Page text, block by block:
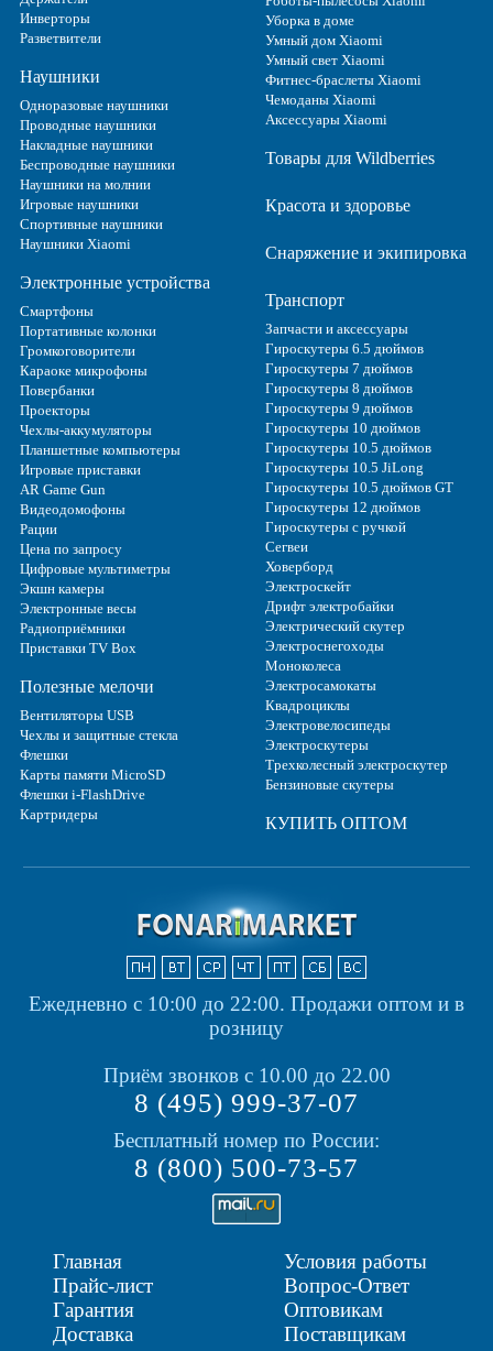
Инверторы
Разветвители
Наушники
Одноразовые наушники
Проводные наушники
Накладные наушники
Беспроводные наушники
Наушники на молнии
Игровые наушники
Спортивные наушники
Наушники Xiaomi
Электронные устройства
Смартфоны
Портативные колонки
Громкоговорители
Караоке микрофоны
Повербанки
Проекторы
Чехлы-аккумуляторы
Планшетные компьютеры
Игровые приставки
AR Game Gun
Видеодомофоны
Рации
Цена по запросу
Цифровые мультиметры
Экшн камеры
Электронные весы
Радиоприёмники
Приставки TV Box
Полезные мелочи
Вентиляторы USB
Чехлы и защитные стекла
Флешки
Карты памяти MicroSD
Флешки i-FlashDrive
Картридеры
Уборка в доме
Умный дом Xiaomi
Умный свет Xiaomi
Фитнес-браслеты Xiaomi
Чемоданы Xiaomi
Аксессуары Xiaomi
Товары для Wildberries
Красота и здоровье
Снаряжение и экипировка
Транспорт
Запчасти и аксессуары
Гироскутеры 6.5 дюймов
Гироскутеры 7 дюймов
Гироскутеры 8 дюймов
Гироскутеры 9 дюймов
Гироскутеры 10 дюймов
Гироскутеры 10.5 дюймов
Гироскутеры 10.5 JiLong
Гироскутеры 10.5 дюймов GT
Гироскутеры 12 дюймов
Гироскутеры с ручкой
Сегвеи
Ховерборд
Электроскейт
Дрифт электробайки
Электрический скутер
Электроснегоходы
Моноколеса
Электросамокаты
Квадроциклы
Электровелосипеды
Электроскутеры
Трехколесный электроскутер
Бензиновые скутеры
КУПИТЬ ОПТОМ
Ежедневно с 10:00 до 22:00. Продажи оптом и в
розницу
Приём звонков с 10.00 до 22.00
8 (495) 999-37-07
Бесплатный номер по России:
8 (800) 500-73-57
Главная
Прайс-лист
Гарантия
Доставка
Условия работы
Вопрос-Ответ
Оптовикам
Поставщикам